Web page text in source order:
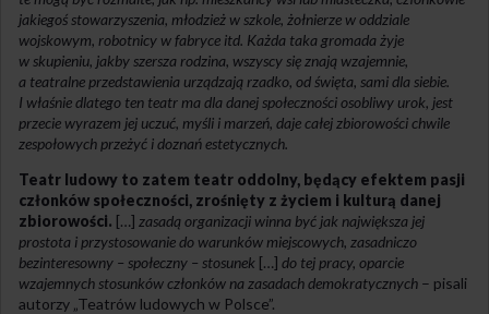
jakiegoś stowarzyszenia, młodzież w szkole, żołnierze w oddziale
wojskowym, robotnicy w fabryce itd. Każda taka gromada żyje
w skupieniu, jakby szersza rodzina, wszyscy się znają wzajemnie,
a teatralne przedstawienia urządzają rzadko, od święta, sami dla siebie.
I właśnie dlatego ten teatr ma dla danej społeczności osobliwy urok, jest
przecie wyrazem jej uczuć, myśli i marzeń, daje całej zbiorowości chwile
zespołowych przeżyć i doznań estetycznych.
Teatr ludowy to zatem teatr oddolny, będący efektem pasji
członków społeczności, zrośnięty z życiem i kulturą danej
zbiorowości. […] zasadą organizacji winna być jak największa jej
prostota i przystosowanie do warunków miejscowych, zasadniczo
bezinteresowny – społeczny – stosunek […] do tej pracy, oparcie
wzajemnych stosunków członków na zasadach demokratycznych – pisali
autorzy „Teatrów ludowych w Polsce”.